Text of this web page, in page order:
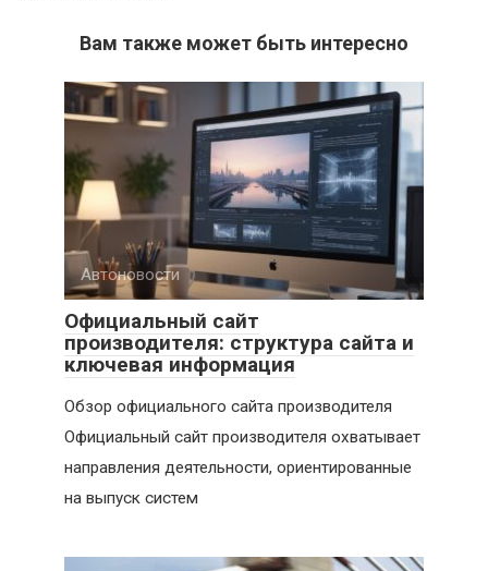
Вам также может быть интересно
Автоновости
Официальный сайт
производителя: структура сайта и
ключевая информация
Обзор официального сайта производителя
Официальный сайт производителя охватывает
направления деятельности, ориентированные
на выпуск систем